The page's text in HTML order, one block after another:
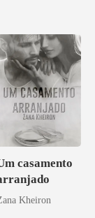
casamento
Kheiron